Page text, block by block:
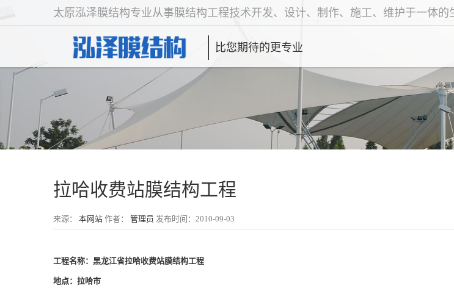
太原泓泽膜结构专业从事膜结构工程技术开发、设计、制作、施工、维护于一体的
比您期待的更专业
拉哈收费站膜结构工程
来源： 本网站 作者： 管理员 发布时间：2010-09-03
工程名称：黑龙江省拉哈收费站膜结构工程
地点：拉哈市